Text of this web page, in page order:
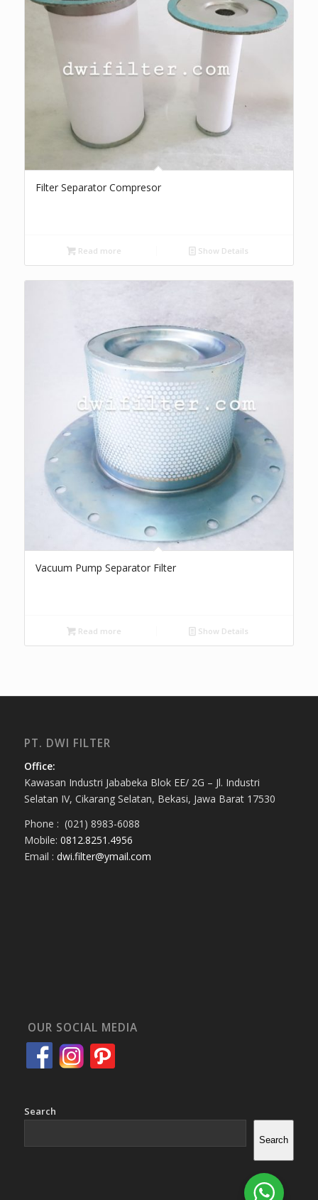
Filter Separator Compresor
Read more Show Details
Vacuum Pump Separator Filter
Read more Show Details
PT. DWI FILTER
Office:
Kawasan Industri Jababeka Blok EE/ 2G – Jl. Industri
Selatan IV, Cikarang Selatan, Bekasi, Jawa Barat 17530
Phone : (021) 8983-6088
Mobile: 0812.8251.4956
Email : dwi.filter@ymail.com
OUR SOCIAL MEDIA
Search
Search